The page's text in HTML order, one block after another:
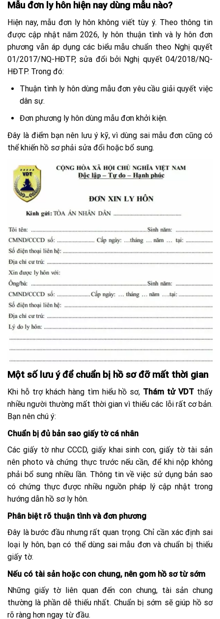
Mẫu đơn ly hôn hiện nay dùng mẫu nào?
Hiện nay, mẫu đơn ly hôn không viết tùy ý. Theo thông tin
được cập nhật năm 2026, ly hôn thuận tình và ly hôn đơn
phương vẫn áp dụng các biểu mẫu chuẩn theo Nghị quyết
01/2017/NQ-HĐTP, sửa đổi bởi Nghị quyết 04/2018/NQ-
HĐTP. Trong đó:
Thuận tình ly hôn dùng mẫu đơn yêu cầu giải quyết việc
dân sự.
Đơn phương ly hôn dùng mẫu đơn khởi kiện.
Đây là điểm bạn nên lưu ý kỹ, vì dùng sai mẫu đơn cũng có
thể khiến hồ sơ phải sửa đổi hoặc bổ sung.
Một số lưu ý để chuẩn bị hồ sơ đỡ mất thời gian
Khi hỗ trợ khách hàng tìm hiểu hồ sơ, Thám tử VDT thấy
nhiều người thường mất thời gian vì thiếu các lỗi rất cơ bản.
Bạn nên chú ý:
Chuẩn bị đủ bản sao giấy tờ cá nhân
Các giấy tờ như CCCD, giấy khai sinh con, giấy tờ tài sản
nên photo và chứng thực trước nếu cần, để khi nộp không
phải bổ sung nhiều lần. Thông tin về việc sử dụng bản sao
có chứng thực được nhiều nguồn pháp lý cập nhật trong
hướng dẫn hồ sơ ly hôn.
Phân biệt rõ thuận tình và đơn phương
Đây là bước đầu nhưng rất quan trọng. Chỉ cần xác định sai
loại ly hôn, bạn có thể dùng sai mẫu đơn và chuẩn bị thiếu
giấy tờ.
Nếu có tài sản hoặc con chung, nên gom hồ sơ từ sớm
Những giấy tờ liên quan đến con chung, tài sản chung
thường là phần dễ thiếu nhất. Chuẩn bị sớm sẽ giúp hồ sơ
rõ ràng hơn ngay từ đầu.